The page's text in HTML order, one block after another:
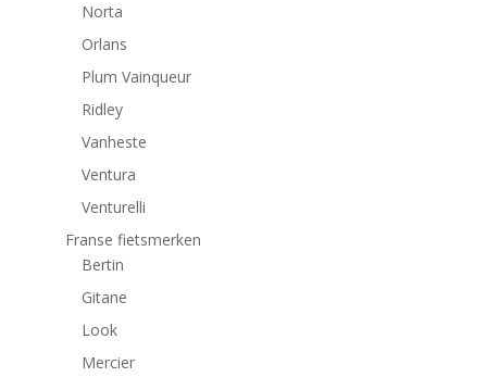
Norta
Orlans
Plum Vainqueur
Ridley
Vanheste
Ventura
Venturelli
Franse fietsmerken
Bertin
Gitane
Look
Mercier